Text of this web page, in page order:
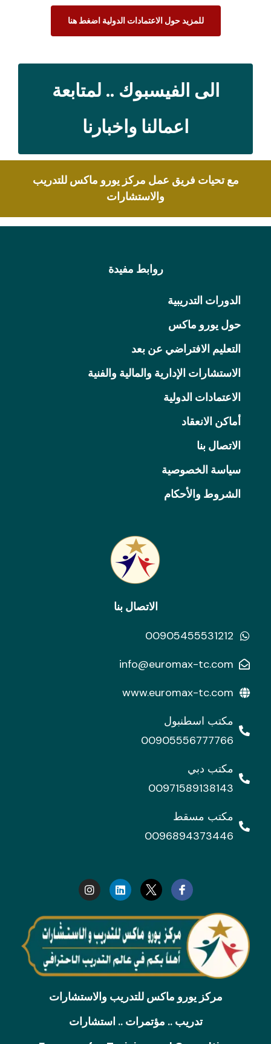
للمزيد حول الاعتمادات الدولية اضغط هنا
الى الفيسبوك .. لمتابعة
اعمالنا واخبارنا
مع تحيات فريق عمل مركز يورو ماكس للتدريب
والاستشارات
روابط مفيدة
الدورات التدريبية
حول يورو ماكس
التعليم الافتراضي عن بعد
الاستشارات الإدارية والمالية والفنية
الاعتمادات الدولية
أماكن الانعقاد
الاتصال بنا
سياسة الخصوصية
الشروط والأحكام
الاتصال بنا
00905455531212
info@euromax-tc.com
www.euromax-tc.com
مكتب اسطنبول
00905556777766
مكتب دبي
00971589138143
مكتب مسقط
0096894373446
n
k
d
i
n
s
t
g
r
a
m
مركز يورو ماكس للتدريب والاستشارات
تدريب .. مؤتمرات .. استشارات